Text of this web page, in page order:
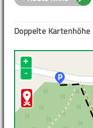
Doppelte Kartenhöhe
+
-